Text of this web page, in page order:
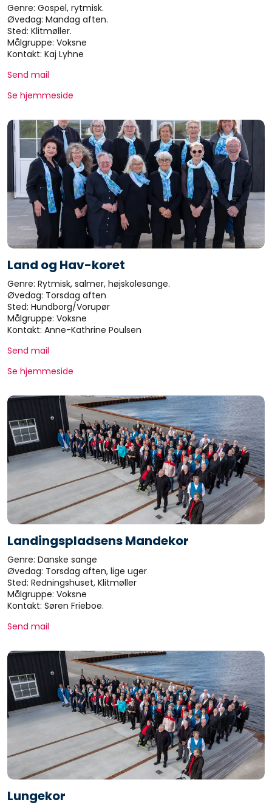
Genre: Gospel, rytmisk.
Øvedag: Mandag aften.
Sted: Klitmøller.
Målgruppe: Voksne
Kontakt: Kaj Lyhne
Send mail
Se hjemmeside
Land og Hav-koret
Genre: Rytmisk, salmer, højskolesange.
Øvedag: Torsdag aften
Sted: Hundborg/Vorupør
Målgruppe: Voksne
Kontakt: Anne-Kathrine Poulsen
Send mail
Se hjemmeside
Landingspladsens Mandekor
Genre: Danske sange
Øvedag: Torsdag aften, lige uger
Sted: Redningshuset, Klitmøller
Målgruppe: Voksne
Kontakt: Søren Frieboe.
Send mail
Lungekor